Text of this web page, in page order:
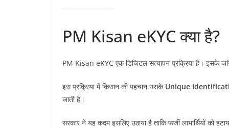
PM Kisan eKYC क्या है?
PM Kisan eKYC एक डिजिटल सत्यापन प्रक्रिया है। इसके
इस प्रक्रिया में किसान की पहचान उसके Unique
जाती है।
सरकार ने यह कदम इसलिए उठाया है ताकि फर्जी लाभार्थियों को